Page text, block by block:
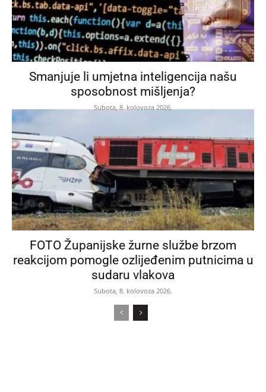
Smanjuje li umjetna inteligencija našu
sposobnost mišljenja?
Subota, 8. kolovoza 2026.
FOTO Županijske žurne službe brzom
reakcijom pomogle ozlijeđenim putnicima u
sudaru vlakova
Subota, 8. kolovoza 2026.